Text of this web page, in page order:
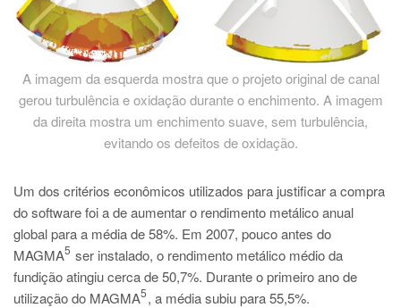
A imagem da esquerda mostra que o projeto original de canal
gerou turbulência e oxidação durante o enchimento. A imagem
da direita mostra um enchimento suave, sem turbulência,
evitando os defeitos de oxidação.
Um dos critérios econômicos utilizados para justificar a compra
do software foi a de aumentar o rendimento metálico anual
global para a média de 58%. Em 2007, pouco antes do
MAGMA
5 ser instalado, o rendimento metálico médio da
fundição atingiu cerca de 50,7%. Durante o primeiro ano de
utilização do MAGMA
5, a média subiu para 55,5%.